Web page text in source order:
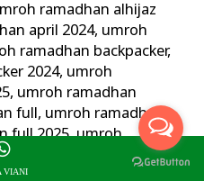
ramadhan alhijaz
april 2024, umroh
ramadhan backpacker,
2024, umroh
, umroh ramadhan
full, umroh ramadhan
full 2025,umroh
hemat
umroh
juni 2024
VIANI